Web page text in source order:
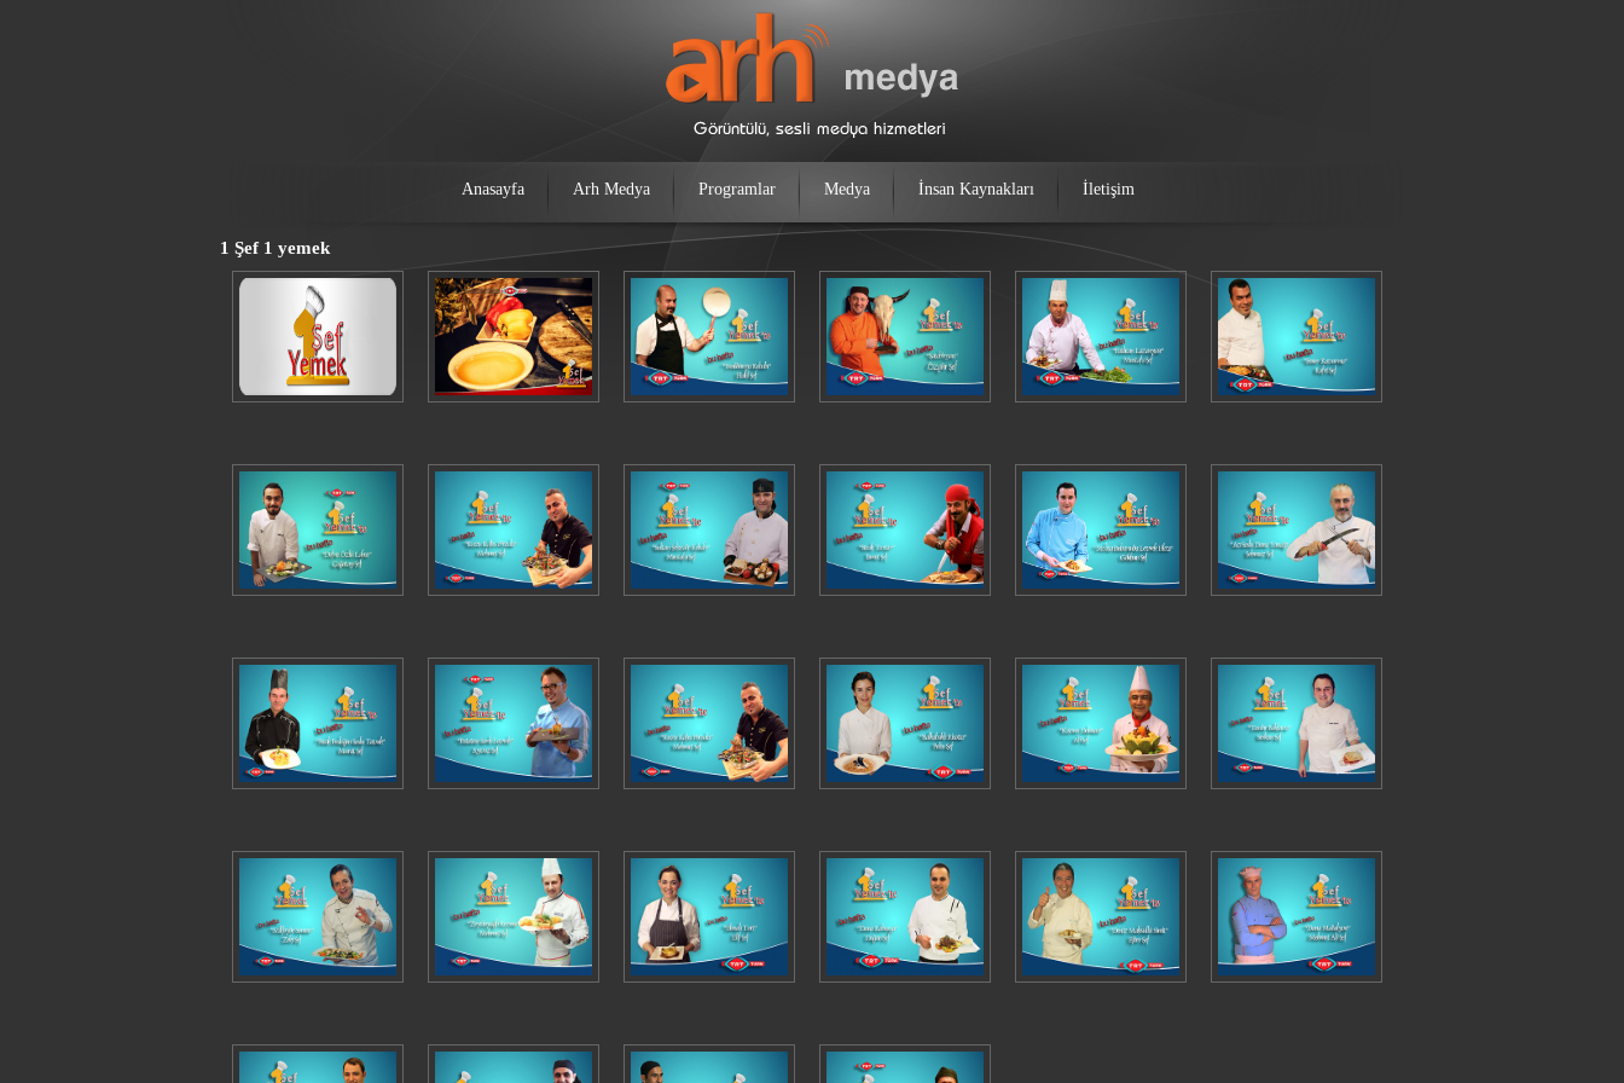
Anasayfa Arh Medya Programlar Medya İnsan Kaynakları İletişim
1 Şef 1 yemek